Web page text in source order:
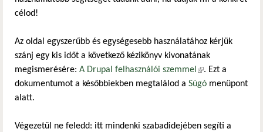
célod!
Az oldal egyszerűbb és egységesebb használatához kérjük
szánj egy kis időt a következő kézikönyv kivonatának
megismerésére: A Drupal felhasználói szemmel (külső hivatkozás)
. Ezt a
dokumentumot a későbbiekben megtalálod a Súgó menüpont
alatt.
Végezetül ne feledd: itt mindenki szabadidejében segíti a